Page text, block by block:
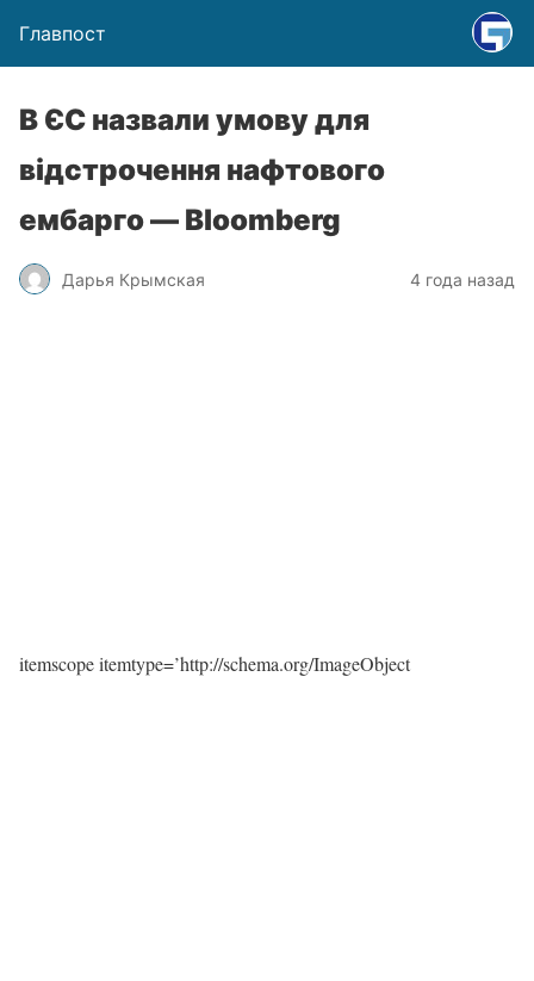
Главпост
В ЄС назвали умову для
відстрочення нафтового
ембарго — Bloomberg
Дарья Крымская 4 года назад
itemscope itemtype=’http://schema.org/ImageObject